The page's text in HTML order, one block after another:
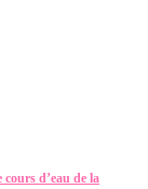
d’eau de la